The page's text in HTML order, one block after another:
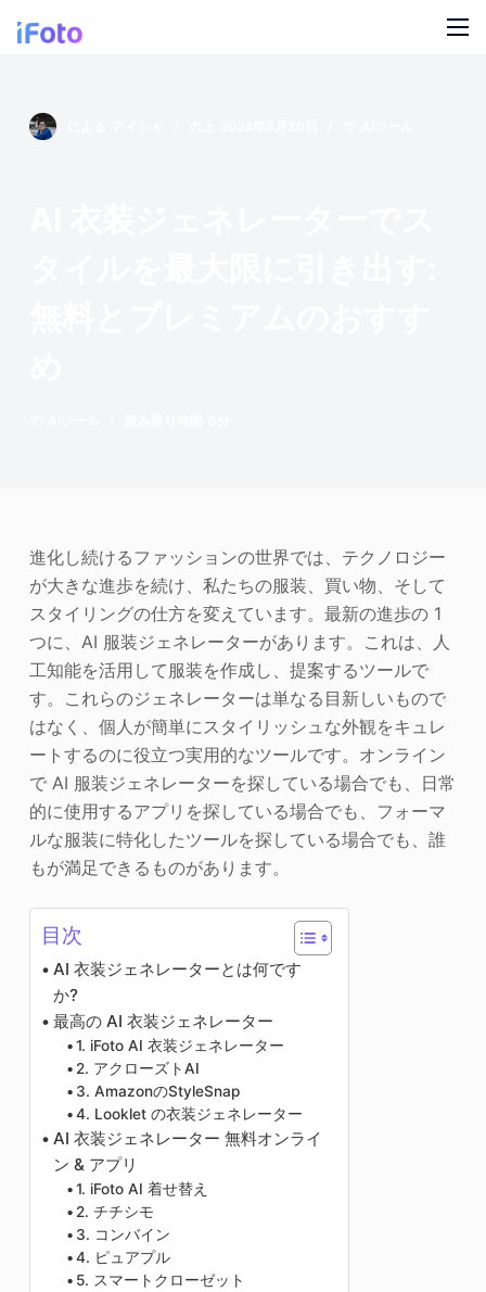
コ
ン
ツAI ファッションモデル
画像の著作権
ブログ
進化し続けるファッションの世界では、テクノロジー
が大きな進歩を続け、私たちの服装、買い物、そして
スタイリングの仕方を変えています。最新の進歩の 1
つに、AI 服装ジェネレーターがあります。これは、人
工知能を活用して服装を作成し、提案するツールで
す。これらのジェネレーターは単なる目新しいもので
はなく、個人が簡単にスタイリッシュな外観をキュレ
ートするのに役立つ実用的なツールです。オンライン
で AI 服装ジェネレーターを探している場合でも、日常
的に使用するアプリを探している場合でも、フォーマ
ルな服装に特化したツールを探している場合でも、誰
もが満足できるものがあります。
目次
AI 衣装ジェネレーターとは何です
か?
最高の AI 衣装ジェネレーター
1. iFoto AI 衣装ジェネレーター
2. アクローズトAI
3. AmazonのStyleSnap
4. Looklet の衣装ジェネレーター
AI 衣装ジェネレーター 無料オンライ
ン & アプリ
1. iFoto AI 着せ替え
2. チチシモ
3. コンバイン
4. ピュアプル
5. スマートクローゼット